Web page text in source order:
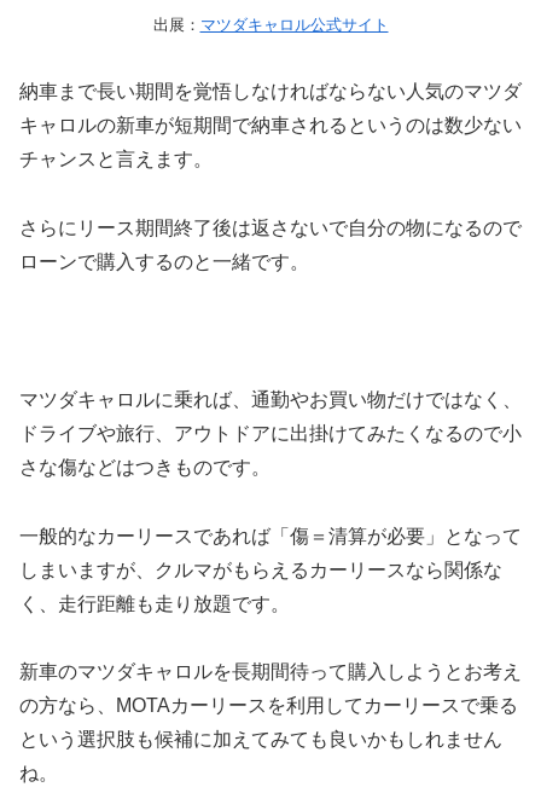
出展： マツダキャロル公式サイト
納車まで長い期間を覚悟しなければならない人気のマツダ
キャロルの新車が短期間で納車されるというのは数少ない
チャンスと言えます。
さらにリース期間終了後は返さないで自分の物になるので
ローンで購入するのと一緒です。
マツダキャロルに乗れば、通勤やお買い物だけではなく、
ドライブや旅行、アウトドアに出掛けてみたくなるので小
さな傷などはつきものです。
一般的なカーリースであれば「傷＝清算が必要」となって
しまいますが、クルマがもらえるカーリースなら関係な
く、走行距離も走り放題です。
新車のマツダキャロルを長期間待って購入しようとお考え
の方なら、MOTAカーリースを利用してカーリースで乗る
という選択肢も候補に加えてみても良いかもしれません
ね。